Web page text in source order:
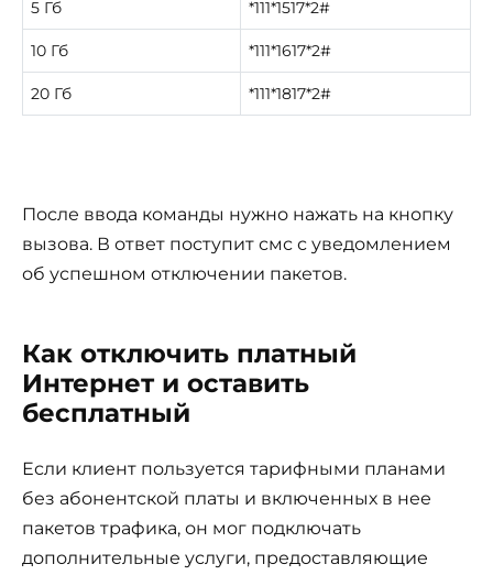
5 Гб *111*1517*2#
10 Гб *111*1617*2#
20 Гб *111*1817*2#
После ввода команды нужно нажать на кнопку
вызова. В ответ поступит смс с уведомлением
об успешном отключении пакетов.
Как отключить платный
Интернет и оставить
бесплатный
Если клиент пользуется тарифными планами
без абонентской платы и включенных в нее
пакетов трафика, он мог подключать
дополнительные услуги, предоставляющие